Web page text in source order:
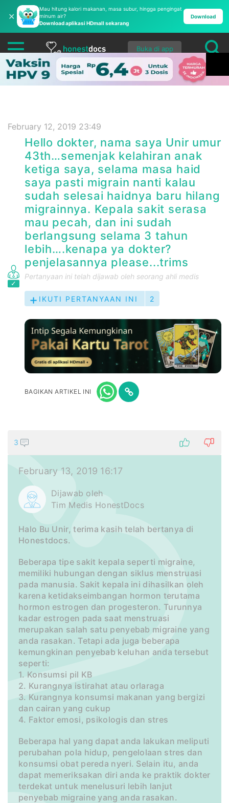
✕
Mau hitung kalori makanan, masa subur, hingga pengingat
minum air?
Download aplikasi HDmall sekarang
Download
Buka di app
February 12, 2019 23:49
Hello dokter, nama saya Unir umur
43th…semenjak kelahiran anak
ketiga saya, selama masa haid
saya pasti migrain nanti kalau
sudah selesai haidnya baru hilang
migrainnya. Kepala sakit serasa
mau pecah, dan ini sudah
berlangsung selama 3 tahun
lebih….kenapa ya dokter?
penjelasannya please...trims
Pertanyaan ini telah dijawab oleh seorang ahli medis
IKUTI PERTANYAAN INI 2
BAGIKAN ARTIKEL INI
3
February 13, 2019 16:17
Dijawab oleh
Tim Medis HonestDocs
Halo Bu Unir, terima kasih telah bertanya di
Honestdocs.
Beberapa tipe sakit kepala seperti migraine,
memiliki hubungan dengan siklus menstruasi
pada manusia. Sakit kepala ini dihasilkan oleh
karena ketidakseimbangan hormon terutama
hormon estrogen dan progesteron. Turunnya
kadar estrogen pada saat menstruasi
merupakan salah satu penyebab migraine yang
anda rasakan. Tetapi ada juga beberapa
kemungkinan penyebab keluhan anda tersebut
seperti:
1. Konsumsi pil KB
2. Kurangnya istirahat atau orlaraga
3. Kurangnya konsumsi makanan yang bergizi
dan cairan yang cukup
4. Faktor emosi, psikologis dan stres
Beberapa hal yang dapat anda lakukan meliputi
perubahan pola hidup, pengelolaan stres dan
konsumsi obat pereda nyeri. Selain itu, anda
dapat memeriksakan diri anda ke praktik dokter
terdekat untuk menelusuri lebih lanjut
penyebab migraine yang anda rasakan.